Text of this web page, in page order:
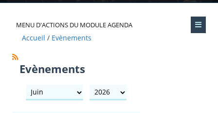
MENU D'ACTIONS DU MODULE AGENDA
Accueil Evènements
Evènements
mois année